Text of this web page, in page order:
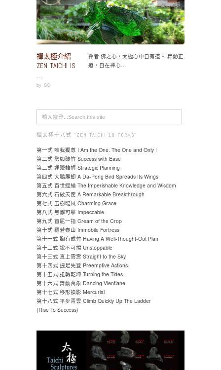
禪太極介紹
ZEN TAICHI IS
by SC
品牌故事
禪者 佛之心，太極心中自有道。 舞動正
道，自在禪心…
禪太極十八式 “ZEN TAICHI 18 FORMS"
第一式 唯我獨尊 I Am the One. The One and Only !
第二式 勢如破竹 Success with Ease
第三式 運籌帷幄 Strategic Planning
第四式 大鵬展翅 A Da-Peng Bird Spreads Its Wings
第五式 百世經綸 The Imperishable Knowledge and Wisdom
第六式 石破天驚 A Remarkable Breakthrough
第七式 玉樹臨風 Charming Grace
第八式 無懈可擊 Impeccable
第九式 首屈一指 Cream of the Crop
第十式 穩若泰山 Immobile Fortress
第十一式 胸有成竹 Having A Well-Thought-Out Plan
第十二式 銳不可擋 Unstoppable
第十三式 直上雲霄 Straight to the Sky
第十四式 捷足先登 Preemptive Actions
第十五式 扭轉乾坤 Turning the Tides
第十六式 舞動萬象 Dancing Vientiane
第十七式 移形換影 Mercurial
第十八式 平步青雲 Climb Quickly Up The Ladder
(Rise To Success)